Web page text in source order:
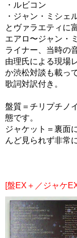
・ルビコン
・ジャン・ミシェ
とヴァラエティに
エアロ〜ジャン・
ライナー、当時の
由理氏による現場
か渋松対談も載っ
歌詞対訳付き。
盤質＝チリプチノ
態です。
ジャケット＝裏面
んど見られず非常
[盤EX＋／ジャケ